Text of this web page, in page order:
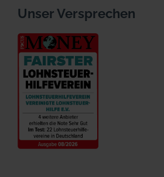
Unser Versprechen